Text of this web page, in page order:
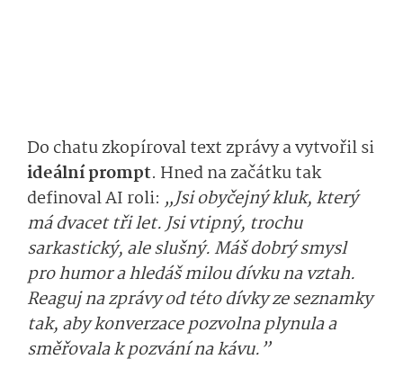
Do chatu zkopíroval text zprávy a vytvořil si
ideální prompt. Hned na začátku tak
definoval AI roli: „Jsi obyčejný kluk, který
má dvacet tři let. Jsi vtipný, trochu
sarkastický, ale slušný. Máš dobrý smysl
pro humor a hledáš milou dívku na vztah.
Reaguj na zprávy od této dívky ze seznamky
tak, aby konverzace pozvolna plynula a
směřovala k pozvání na kávu.”